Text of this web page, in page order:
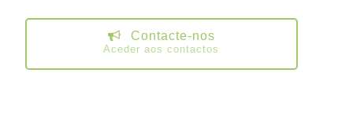
Contacte-nos
Aceder aos contactos